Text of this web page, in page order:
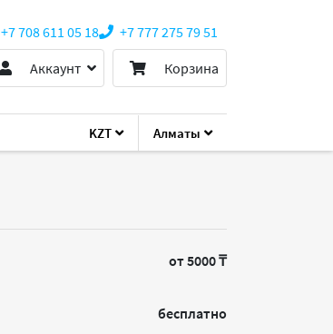
KZT Алматы
+7 708 611 05 18
+7 777 275 79 51
Аккаунт
Корзина
от 5000 ₸
бесплатно